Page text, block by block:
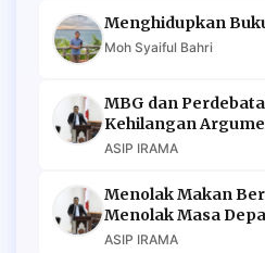
Menghidupkan
Moh Syaiful Bahri
MBG dan
Kehilangan
ASIP IRAMA
Menolak Makan
Menolak Masa
ASIP IRAMA